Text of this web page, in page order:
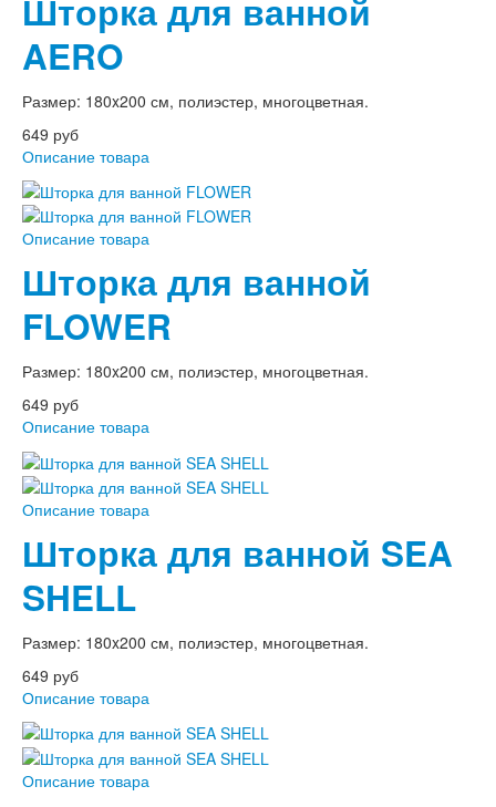
Шторка для ванной
AERO
Размер: 180x200 см, полиэстер, многоцветная.
649 руб
Описание товара
Описание товара
Шторка для ванной
FLOWER
Размер: 180x200 см, полиэстер, многоцветная.
649 руб
Описание товара
Описание товара
Шторка для ванной SEA
SHELL
Размер: 180x200 см, полиэстер, многоцветная.
649 руб
Описание товара
Описание товара